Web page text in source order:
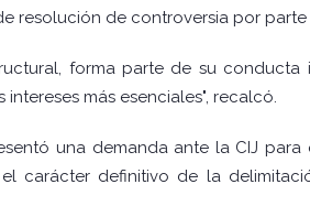
resolución de controversia por parte
forma parte de su
más esenciales", recalcó.
una demanda ante la CIJ
carácter definitivo de la